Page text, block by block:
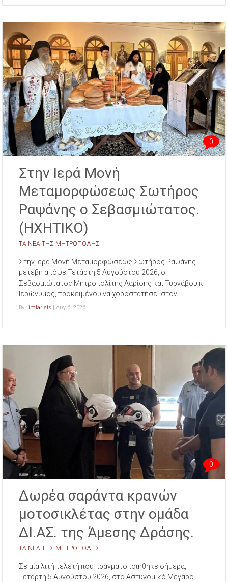
0
Στην Ιερά Μονή
Μεταμορφώσεως Σωτήρος
Ραψάνης ο Σεβασμιώτατος.
(ΗΧΗΤΙΚΟ)
ΤΑ ΝΕΑ ΤΗΣ ΜΗΤΡΟΠΟΛΗΣ
Στην Ιερά Μονή Μεταμορφώσεως Σωτήρος Ραψάνης
μετέβη απόψε Τετάρτη 5 Αυγούστου 2026, ο
Σεβασμιώτατος Μητροπολίτης Λαρίσης και Τυρνάβου κ.
Ιερώνυμος, προκειμένου να χοροστατήσει στον
By : imlarisis | Αυγ 6, 2026
0
Δωρέα σαράντα κρανών
μοτοσικλέτας στην ομάδα
ΔΙ.ΑΣ. της Άμεσης Δράσης.
ΤΑ ΝΕΑ ΤΗΣ ΜΗΤΡΟΠΟΛΗΣ
Σε μία λιτή τελετή που πραγματοποιήθηκε σήμερα,
Τετάρτη 5 Αυγούστου 2026, στο Αστυνομικό Μέγαρο